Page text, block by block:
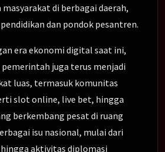
di berbagai daerah,
dan pondok pesantren.
era ekonomi digital saat ini,
juga terus menjadi
luas, termasuk komunitas
slot online, live bet, hingga
berkembang pesat di ruang
isu nasional, mulai dari
aktivitas diplomasi